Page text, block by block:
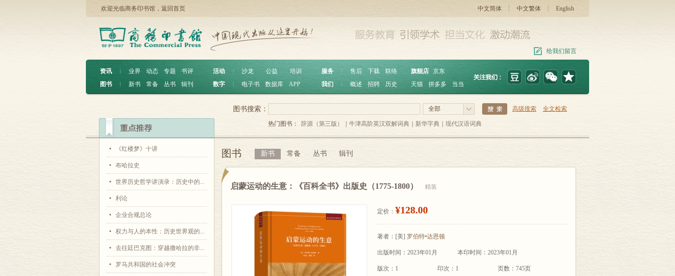
欢迎光临商务印书馆， 返回首页 中文简体 中文繁体 English
给我们留言
资讯 ︱ 业界 动态 专题
书评
图书
︱ 新书 常备 丛书 辑刊
活动 沙龙 公益
培训
数字
电子书 数据库 APP
服务 ︱ 售后 下载
联络
我们
概述 招聘 历史
旗舰店 京东
天猫
拼多多 当当
《红楼梦》十讲
布哈拉史
世界历史哲学讲演录：历史中的...
利论
企业合规总论
权力与人的本性：历史世界观的...
去往廷巴克图：穿越撒哈拉的非...
罗马共和国的社会冲突
全部 高级搜索 全文检索
图书搜索：
热门图书： 辞源（第三版） 牛津高阶英汉双解词典 新华字典 现代汉语词典
图书 新书 常备 丛书 辑刊
启蒙运动的生意：《百科全书》出版史（1775-1800） 精装
定价： ¥128.00
著者： [美] 罗伯特•达恩顿
出版时间：2023年01月 本印时间：2023年01月
版次：1 印次：1 页数：745页